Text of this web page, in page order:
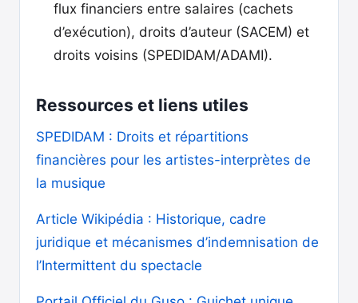
flux financiers entre salaires (cachets
d’exécution), droits d’auteur (SACEM) et
droits voisins (SPEDIDAM/ADAMI).
Ressources et liens utiles
SPEDIDAM : Droits et répartitions
financières pour les artistes-interprètes de
la musique
Article Wikipédia : Historique, cadre
juridique et mécanismes d’indemnisation de
l’Intermittent du spectacle